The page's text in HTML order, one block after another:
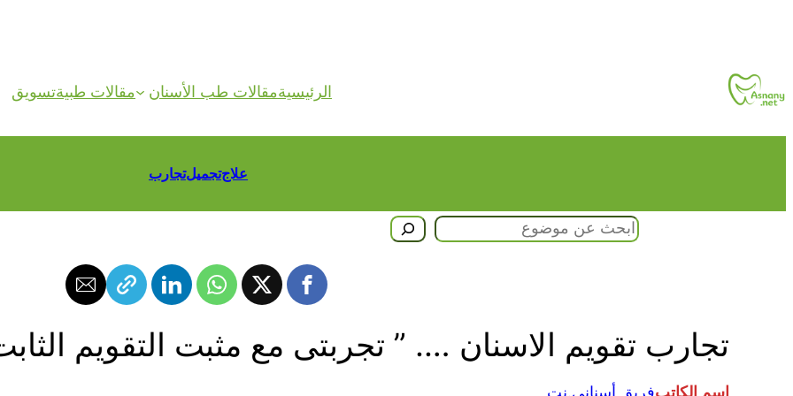
الرئيسيةمقالات طب الأسنان مقالات طبيةتسويق
علاجتجميلتجارب
تجارب تقويم الاسنان …. ” تجربتى مع مثبت التقويم
اسم الكاتبفريق أسنانى.نت